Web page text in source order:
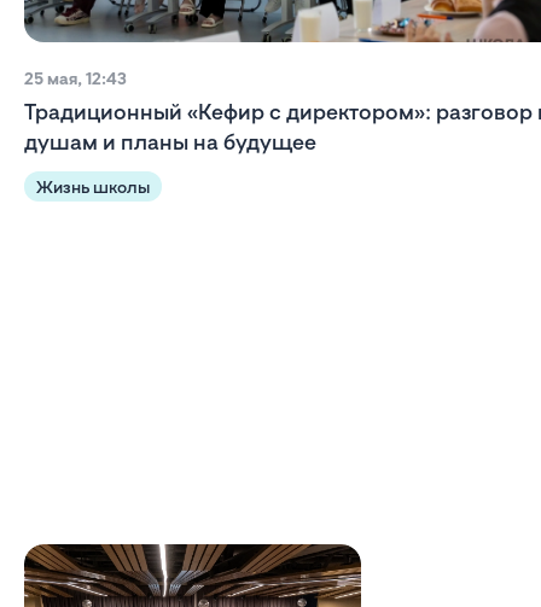
25 мая, 12:43
Традиционный «Кефир с директором»: разговор
душам и планы на будущее
Жизнь школы